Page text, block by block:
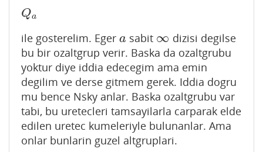
Qa
Qa
ile gosterelim. Eger a
a sabit ∞
∞
dizisi degilse
bu bir ozaltgrup verir. Baska da ozaltgrubu
yoktur diye iddia edecegim ama emin
degilim ve derse gitmem gerek. Iddia dogru
mu bence Nsky anlar. Baska ozaltgrubu var
tabi, bu uretecleri tamsayilarla carparak elde
edilen uretec kumeleriyle bulunanlar. Ama
onlar bunlarin guzel altgruplari.